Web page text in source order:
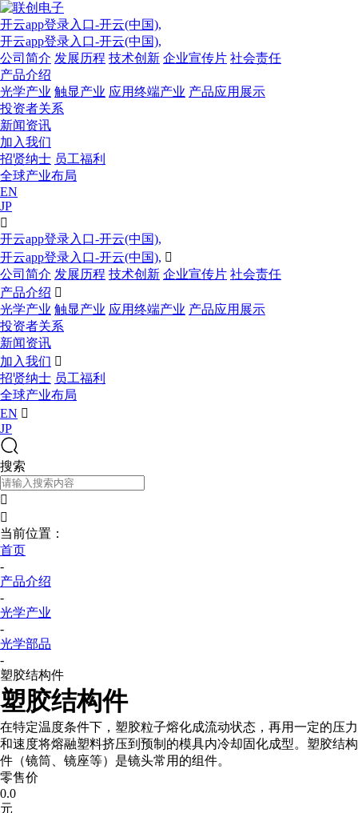
开云app登录入口-开云(中国),
开云app登录入口-开云(中国),
公司简介 发展历程 技术创新 企业宣传片 社会责任
产品介绍
光学产业 触显产业 应用终端产业 产品应用展示
投资者关系
新闻资讯
加入我们
招贤纳士 员工福利
全球产业布局
EN
JP

开云app登录入口-开云(中国),
开云app登录入口-开云(中国), 
公司简介 发展历程 技术创新 企业宣传片 社会责任
产品介绍 
光学产业 触显产业 应用终端产业 产品应用展示
投资者关系
新闻资讯
加入我们 
招贤纳士 员工福利
全球产业布局
EN 
JP
搜索


当前位置：
首页
-
产品介绍
-
光学产业
-
光学部品
-
塑胶结构件
塑胶结构件
在特定温度条件下，塑胶粒子熔化成流动状态，再用一定的压力
和速度将熔融塑料挤压到预制的模具内冷却固化成型。塑胶结构
件（镜筒、镜座等）是镜头常用的组件。
零售价
0.0
元